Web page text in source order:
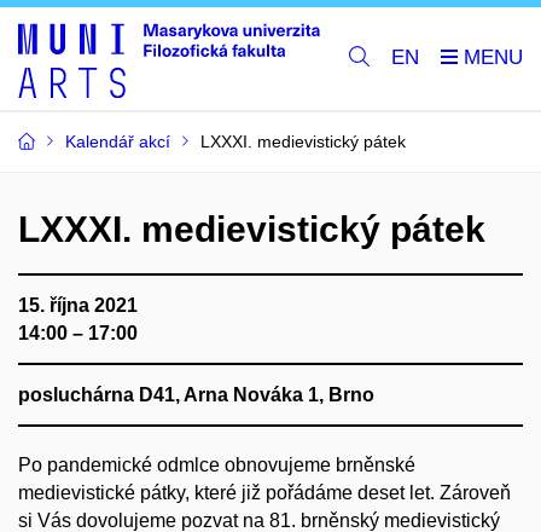
EN
Kalendář akcí LXXXI. medievistický pátek
LXXXI. medievistický pátek
15. října 2021
14:00 – 17:00
posluchárna D41, Arna Nováka 1, Brno
Po pandemické odmlce obnovujeme brněnské
medievistické pátky, které již pořádáme deset let. Zároveň
si Vás dovolujeme pozvat na 81. brněnský medievistický